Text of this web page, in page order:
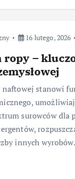
16 lutego, 2026
ropy –
stanowi
surowców
innych